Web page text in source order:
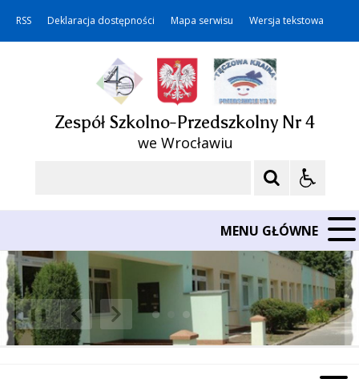
RSS Deklaracja dostępności Mapa serwisu Wersja tekstowa
Zespół Szkolno-Przedszkolny Nr 4
we Wrocławiu
MENU GŁÓWNE
Poprzedni Element
Następny Element
❚❚